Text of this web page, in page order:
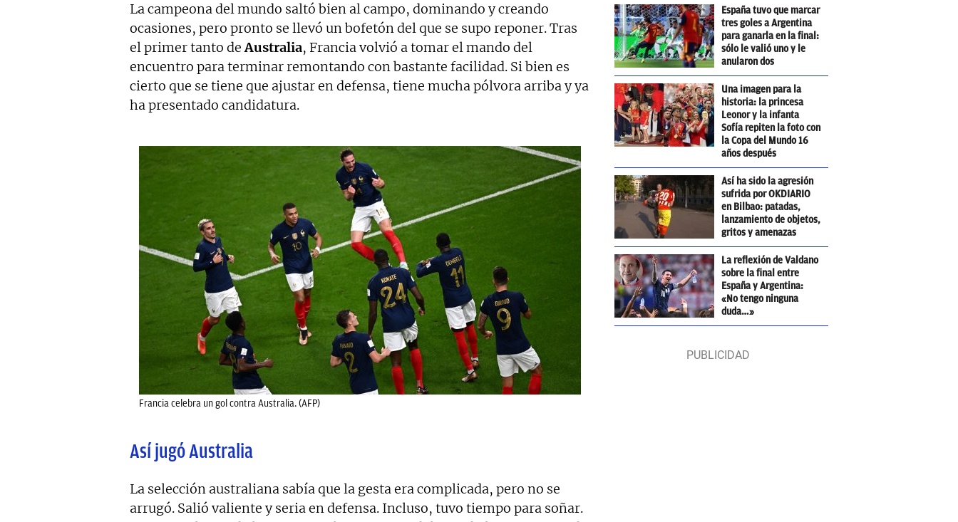
La campeona del mundo saltó bien al campo, dominando y creando
ocasiones, pero pronto se llevó un bofetón del que se supo reponer. Tras
el primer tanto deAustralia, Francia volvió a tomar el mando del
encuentro para terminar remontando con bastante facilidad. Si bien es
cierto que se tiene que ajustar en defensa, tiene mucha pólvora arriba y ya
ha presentado candidatura.
Francia celebra un gol contra Australia. (AFP)
Así jugó Australia
La selección australiana sabía que la gesta era complicada, pero no se
arrugó. Salió valiente y seria en defensa. Incluso, tuvo tiempo para soñar.
España tuvo que marcar
tres goles a Argentina
para ganarla en la final:
sólo le valió uno y le
anularon dos
Una imagen para la
historia: la princesa
Leonor y la infanta
Sofía repiten la foto con
la Copa del Mundo 16
años después
Así ha sido la agresión
sufrida por OKDIARIO
en Bilbao: patadas,
lanzamiento de objetos,
gritos y amenazas
La reflexión de Valdano
sobre la final entre
España y Argentina:
«No tengo ninguna
duda…»